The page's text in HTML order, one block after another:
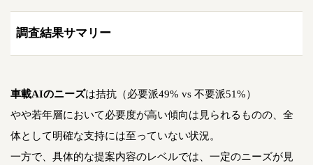
調査結果サマリー
車載AIのニーズは拮抗（必要派49% vs 不要派51%）
やや若年層において必要度が高い傾向は見られるものの、全
体として明確な支持には至っていない状況。
一方で、具体的な提案内容のレベルでは、一定のニーズが見